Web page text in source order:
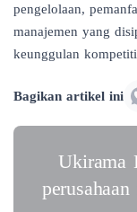
pengelolaan,
manajemen yang
keunggulan
Bagikan artikel ini
Ukirama